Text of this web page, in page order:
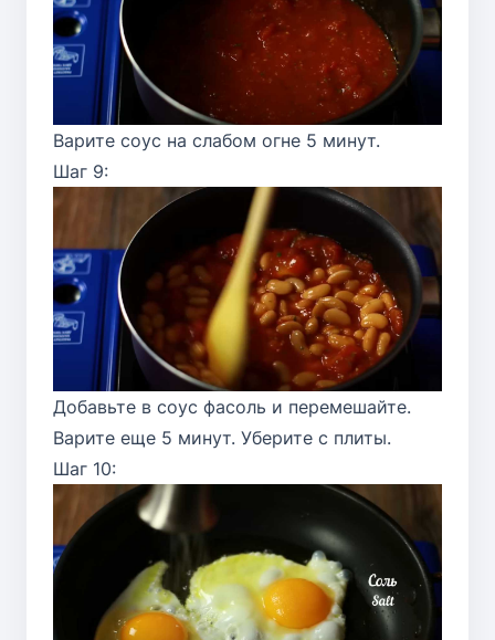
Варите соус на слабом огне 5 минут.
Шаг 9:
Добавьте в соус фасоль и перемешайте.
Варите еще 5 минут. Уберите с плиты.
Шаг 10: